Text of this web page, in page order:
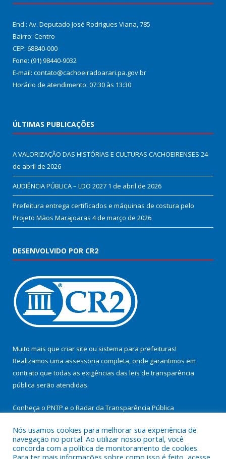
End.: Av. Deputado José Rodrigues Viana, 785
Bairro: Centro
CEP: 68840-000
Fone: (91) 98440-9032
E-mail: contato@cachoeiradoarari.pa.gov.br
Horário de atendimento: 07:30 às 13:30
ÚLTIMAS PUBLICAÇÕES
A VALORIZAÇÃO DAS HISTÓRIAS E CULTURAS CACHOEIRENSES 24
de abril de 2026
AUDIÊNCIA PÚBLICA – LDO 2027 1 de abril de 2026
Prefeitura entrega certificados e máquinas de costura pelo
Projeto Mãos Marajoaras 4 de março de 2026
DESENVOLVIDO POR CR2
Muito mais que criar site ou sistema para prefeituras!
Realizamos uma assessoria completa, onde garantimos em
contrato que todas as exigências das leis de transparência
pública serão atendidas.
Conheça o PNTP e o Radar da Transparência Pública
Nós usamos cookies para melhorar sua experiência de
navegação no portal. Ao utilizar nosso portal, você
concorda com a política de monitoramento de cookies.
Para ter mais informações sobre como isso é feito, acesse